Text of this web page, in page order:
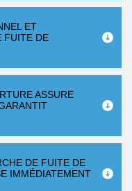
ET
FUITE DE
ASSURE
DE FUITE DE
IMMÉDIATEMENT